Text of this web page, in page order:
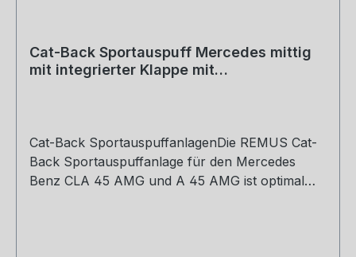
Cat-Back Sportauspuff Mercedes mittig
mit integrierter Klappe mit
Cat-Back SportauspuffanlagenDie REMUS Cat-
Back Sportauspuffanlage für den Mercedes
Benz CLA 45 AMG und A 45 AMG ist optimal